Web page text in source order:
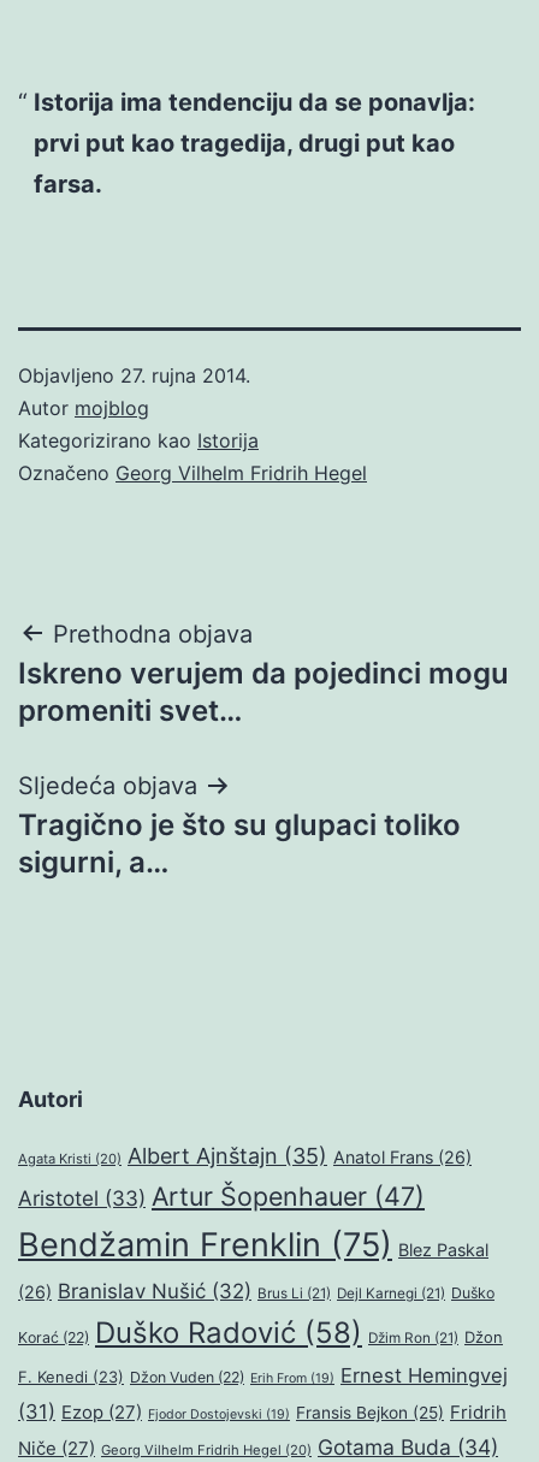
Istorija ima tendenciju da se ponavlja:
prvi put kao tragedija, drugi put kao
farsa.
Objavljeno 27. rujna 2014.
Autor mojblog
Kategorizirano kao Istorija
Označeno Georg Vilhelm Fridrih Hegel
Navigacija
objava
Prethodna objava
Iskreno verujem da pojedinci mogu
promeniti svet…
Sljedeća objava
Tragično je što su glupaci toliko
sigurni, a…
Autori
Agata Kristi (20) Albert Ajnštajn (35) Anatol Frans (26)
Aristotel (33) Artur Šopenhauer (47)
Bendžamin Frenklin (75) Blez Paskal
(26) Branislav Nušić (32) Brus Li (21) Dejl Karnegi (21) Duško
Korać (22) Duško Radović (58) Džim Ron (21) Džon
F. Kenedi (23) Džon Vuden (22) Erih From (19) Ernest Hemingvej
(31) Ezop (27) Fjodor Dostojevski (19) Fransis Bejkon (25) Fridrih
Niče (27) Georg Vilhelm Fridrih Hegel (20) Gotama Buda (34)